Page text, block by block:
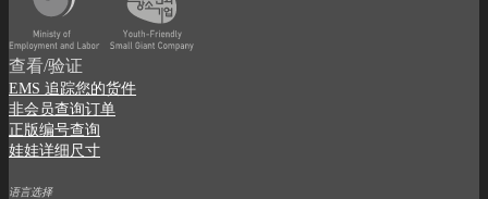
查看/验证
EMS 追踪您的货件
非会员查询订单
正版编号查询
娃娃详细尺寸
语言选择